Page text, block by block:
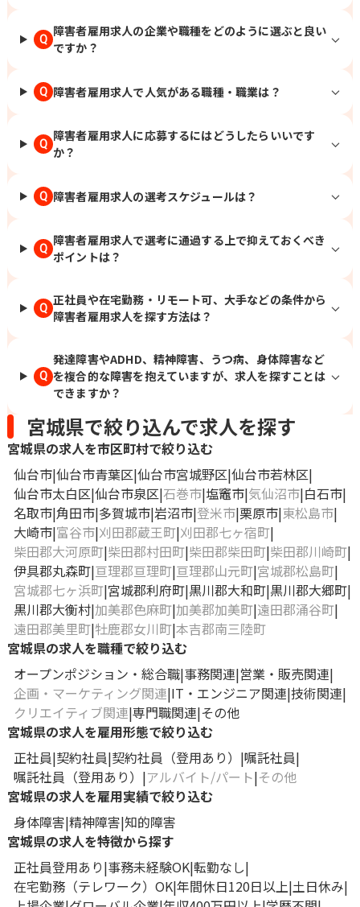
Q
障害者雇用求人の企業や職種をどのように選ぶと良い
ですか？
Q 障害者雇用求人で人気がある職種・職業は？
Q
障害者雇用求人に応募するにはどうしたらいいです
か？
Q 障害者雇用求人の選考スケジュールは？
Q
障害者雇用求人で選考に通過する上で抑えておくべき
ポイントは？
Q
正社員や在宅勤務・リモート可、大手などの条件から
障害者雇用求人を探す方法は？
Q
発達障害やADHD、精神障害、うつ病、身体障害など
を複合的な障害を抱えていますが、求人を探すことは
できますか？
宮城県で絞り込んで求人を探す
宮城県の求人を市区町村で絞り込む
仙台市 仙台市青葉区 仙台市宮城野区 仙台市若林区
仙台市太白区 仙台市泉区 石巻市 塩竈市 気仙沼市 白石市
名取市 角田市 多賀城市 岩沼市 登米市 栗原市 東松島市
大崎市 富谷市 刈田郡蔵王町 刈田郡七ヶ宿町
柴田郡大河原町 柴田郡村田町 柴田郡柴田町 柴田郡川崎町
伊具郡丸森町 亘理郡亘理町 亘理郡山元町 宮城郡松島町
宮城郡七ヶ浜町 宮城郡利府町 黒川郡大和町 黒川郡大郷町
黒川郡大衡村 加美郡色麻町 加美郡加美町 遠田郡涌谷町
遠田郡美里町 牡鹿郡女川町 本吉郡南三陸町
宮城県の求人を職種で絞り込む
オープンポジション・総合職 事務関連 営業・販売関連
企画・マーケティング関連 IT・エンジニア関連 技術関連
クリエイティブ関連 専門職関連 その他
宮城県の求人を雇用形態で絞り込む
正社員 契約社員 契約社員（登用あり）
嘱託社員
嘱託社員（登用あり）
アルバイト/パート その他
宮城県の求人を雇用実績で絞り込む
身体障害 精神障害 知的障害
宮城県の求人を特徴から探す
正社員登用あり 事務未経験OK 転勤なし
在宅勤務（テレワーク）OK 年間休日120日以上 土日休み